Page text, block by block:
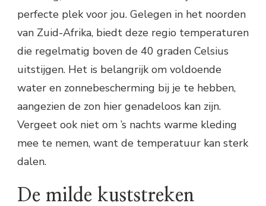
perfecte plek voor jou. Gelegen in het noorden
van Zuid-Afrika, biedt deze regio temperaturen
die regelmatig boven de 40 graden Celsius
uitstijgen. Het is belangrijk om voldoende
water en zonnebescherming bij je te hebben,
aangezien de zon hier genadeloos kan zijn.
Vergeet ook niet om ’s nachts warme kleding
mee te nemen, want de temperatuur kan sterk
dalen.
De milde kuststreken